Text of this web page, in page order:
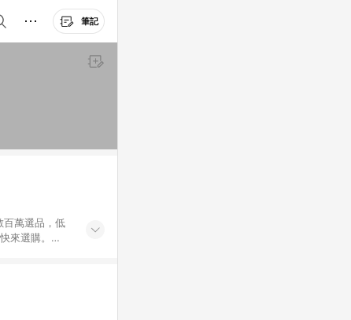
筆記
百萬選品，低
來選購。